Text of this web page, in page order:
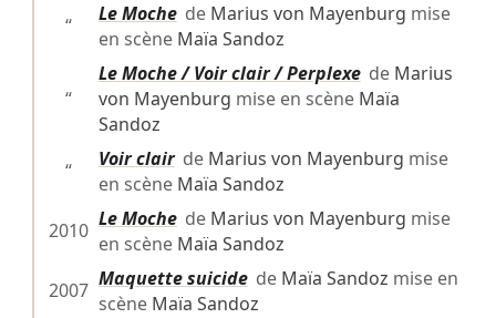
“
Le Mochede Marius von Mayenburg mise
en scène Maïa Sandoz
“
Le Moche / Voir clair / Perplexede Marius
von Mayenburg mise en scène Maïa
Sandoz
“
Voir clairde Marius von Mayenburg mise
en scène Maïa Sandoz
2010 Le Mochede Marius von Mayenburg mise
en scène Maïa Sandoz
2007 Maquette suicidede Maïa Sandoz mise en
scène Maïa Sandoz